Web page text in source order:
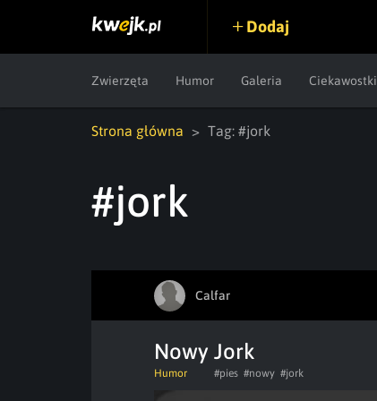
Dodaj
Zwierzęta Humor Galeria Ciekawostki
Strona główna Tag: #jork
#jork
Calfar
Nowy Jork
Humor #pies #nowy #jork